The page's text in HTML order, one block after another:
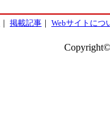
｜ 掲載記事 ｜ Webサイトにつ